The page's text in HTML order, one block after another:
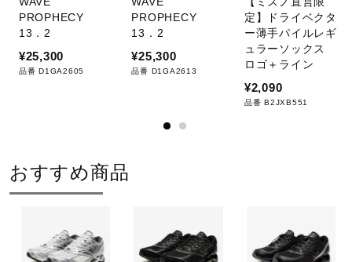
PROPHECY
13．2
¥25,300
品番 D1GA2605
PROPHECY
13．2
¥25,300
品番 D1GA2613
定】ドライベクタ
ー薄手パイルレギ
ュラーソックス
ロゴ＋ライン
¥2,090
品番 B2JXB551
おすすめ商品